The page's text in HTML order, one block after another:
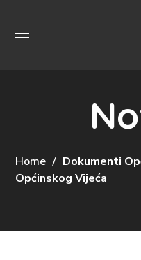
Home Dokumenti
Općinskog Vijeća